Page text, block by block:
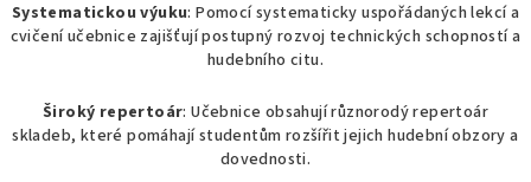
k
y
ý
p
i
Systematickou výuku: Pomocí systematicky uspořádaných lekcí a
cvičení učebnice zajišťují postupný rozvoj technických schopností a
hudebního citu.
Široký repertoár: Učebnice obsahují různorodý repertoár
skladeb, které pomáhají studentům rozšířit jejich hudební obzory a
dovednosti.